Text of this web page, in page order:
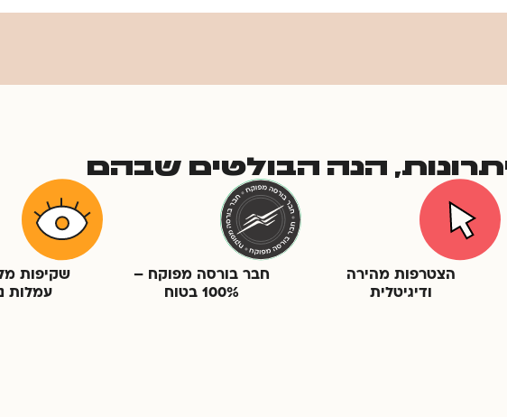
הנה הבולטים שבהם
הצטרפות מהירה
ודיגיטלית
חבר בורסה מפוקח –
100% בטוח
שקיפות
עמלות